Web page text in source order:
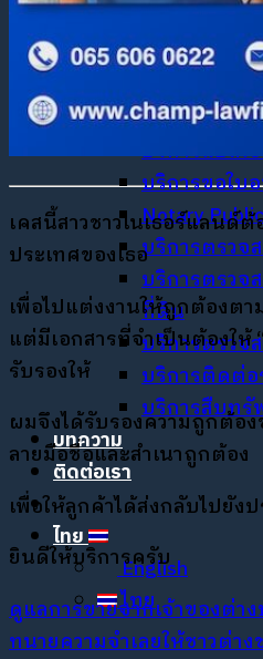
บริการตรวจ
บริการด้านพิ
บริการแปลเ
บริการขอใ
Notary Public
บริการตรวจ
บริการตรว
ที่ดิน
บริการตรวจ
บริการติดต่อ
บริการสืบท
บทความ
ติดต่อเรา
ไทย
English
ไทย
เคสนี้สาวชาวเนเธอร์แลนด์
ประเทศของเธอ
เพื่อไปแต่งงานให้ถูกต้องต
แต่มีเอกสารที่จำเป็นต้องให้
รับรองให้
ผมจึงได้รับรองความถูกต้อง
ลายมือชื่อและสำเนาถูกต้อง
เพื่อให้ลูกค้าได้ส่งกลับไปยัง
ยินดีให้บริการครับ
ดูแลการขายจากเจ้าของต่า
ทนายความจำเลยให้ชาวต่า